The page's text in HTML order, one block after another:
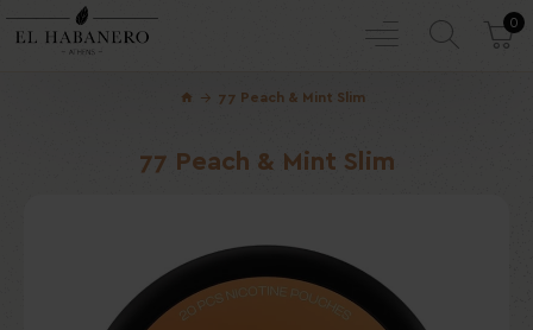
0
77 Peach & Mint Slim
77 Peach & Mint Slim